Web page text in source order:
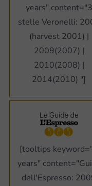
years" content="3
stelle Veronelli:
(harvest 2001) |
2009(2007) |
2010(2008) |
2014(2010) "]
[tooltips
years"
dell'Espresso: